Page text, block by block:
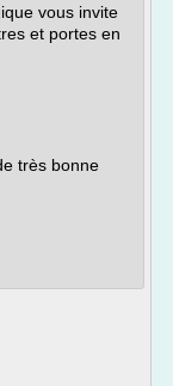
vous invite
et portes en
très bonne